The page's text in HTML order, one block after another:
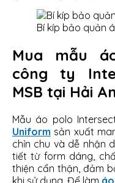
Bí kíp bảo quản
Mua mẫu
công ty
MSB tại Hải
Mẫu áo polo
Uniform sản xuất
chỉn chu và dễ nhận
tiết từ form dáng,
thiện cẩn thận, đảm
khi sử dụng. Để làm